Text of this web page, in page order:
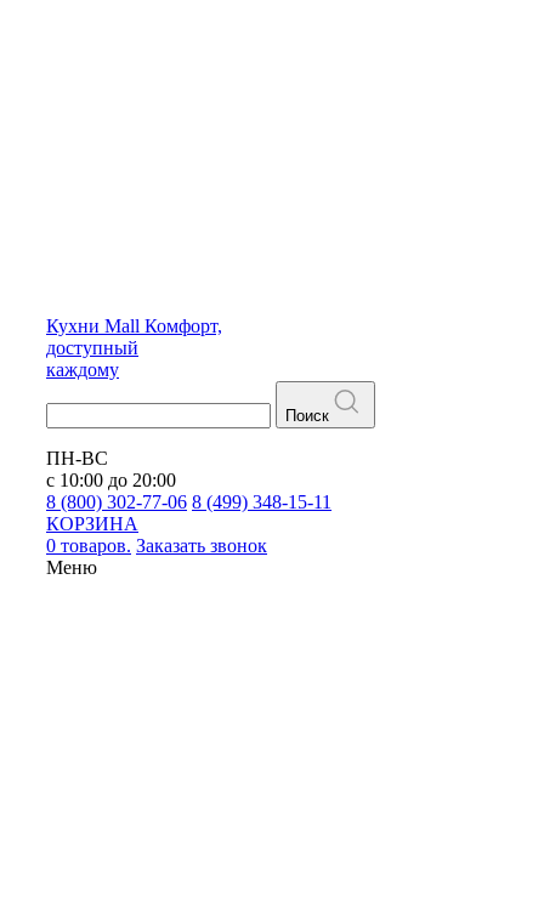
Кухни Mall Комфорт,
доступный
каждому
Поиск
ПН-ВС
с 10:00 до 20:00
8 (800) 302-77-06 8 (499) 348-15-11
КОРЗИНА
0 товаров. Заказать звонок
Меню